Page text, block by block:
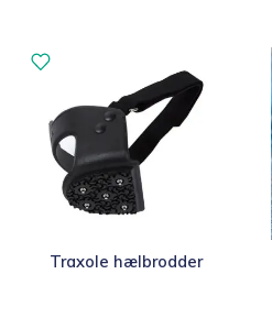
Traxole hælbrodder
Dette